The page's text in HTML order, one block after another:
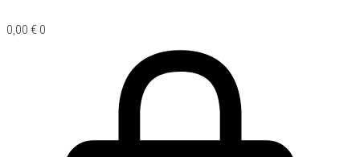
0,00 € 0